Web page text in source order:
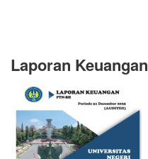
Laporan Keuangan